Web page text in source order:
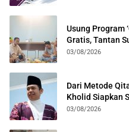
Usung Program
Gratis, Tantan
Kota Bogor
03/08/2026
Dari Metode
Kholid Siapkan
03/08/2026